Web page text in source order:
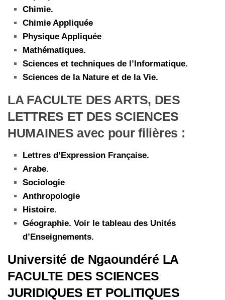
Chimie.
Chimie Appliquée
Physique Appliquée
Mathématiques.
Sciences et techniques de l’Informatique.
Sciences de la Nature et de la Vie.
LA FACULTE DES ARTS, DES
LETTRES ET DES SCIENCES
HUMAINES avec pour filières :
Lettres d’Expression Française.
Arabe.
Sociologie
Anthropologie
Histoire.
Géographie. Voir le tableau des Unités
d’Enseignements.
Université de Ngaoundéré LA
FACULTE DES SCIENCES
JURIDIQUES ET POLITIQUES